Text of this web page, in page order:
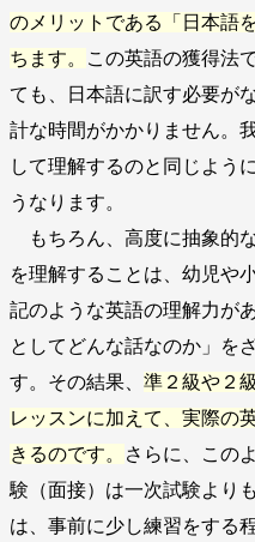
のメリットである「日本語
ちます。
この英語の獲得法
ても、日本語に訳す必要が
計な時間がかかりません。
して理解するのと同じよう
うなります。
もちろん、高度に抽象的
を理解することは、幼児や
記のような英語の理解力が
としてどんな話なのか」を
す。その結果、 準２級や２
レッスンに加えて、実際の
きるのです。
さらに、この
験（面接）は一次試験より
は、事前に少し練習をする